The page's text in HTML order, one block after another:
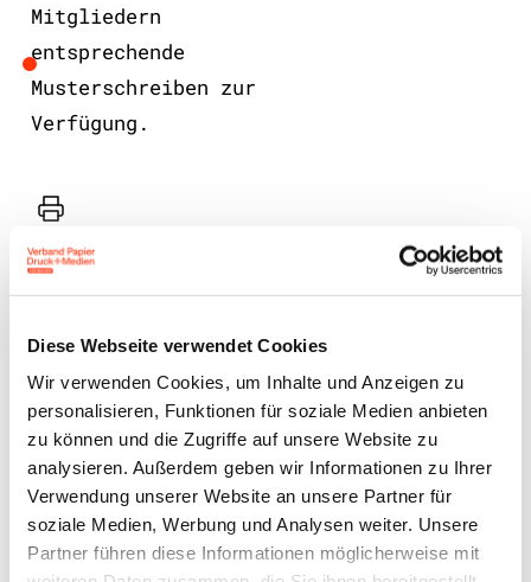
Diese Webseite verwendet Cookies
Wir verwenden Cookies, um Inhalte und Anzeigen zu
personalisieren, Funktionen für soziale Medien anbieten
zu können und die Zugriffe auf unsere Website zu
analysieren. Außerdem geben wir Informationen zu Ihrer
Verwendung unserer Website an unsere Partner für
soziale Medien, Werbung und Analysen weiter. Unsere
Partner führen diese Informationen möglicherweise mit
Mitgliedern
entsprechende
Musterschreiben zur
Verfügung.
Drucker
Benutzeranmeldung
Bitte geben Sie Ihren
Benutzernamen und Ihr